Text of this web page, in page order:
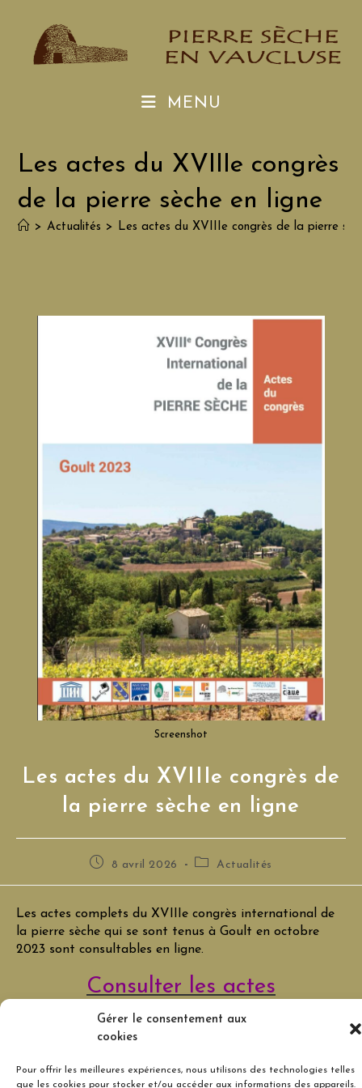
Gérer le consentement aux
cookies
Pour offrir les meilleures expériences, nous utilisons des technologies telles
que les cookies pour stocker et/ou accéder aux informations des appareils.
content
MENU
Les actes du XVIIIe congrès
de la pierre sèche en ligne
> Actualités > Les actes du XVIIIe congrès de la pierre
Screenshot
Les actes du XVIIIe congrès de
la pierre sèche en ligne
Publication
8 avril 2026
PostActualités
Les actes complets du XVIIIe congrès international de
la pierre sèche qui se sont tenus à Goult en octobre
2023 sont consultables en ligne.
Consulter les actes
more
articles
Guide sur smartphone le long du mur de la peste